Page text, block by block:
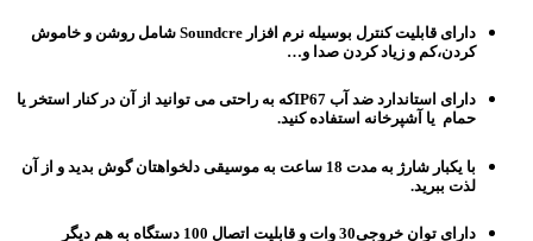
دارای قابلیت کنترل بوسیله نرم افزار Soundcre شامل روشن و خاموش
کردن،کم و زیاد کردن صدا و…
دارای استاندارد ضد آب IP67که به راحتی می توانید از آن در کنار استخر یا
حمام یا آشپرخانه استفاده کنید.
با یکبار شارژ به مدت 18 ساعت به موسیقی دلخواهتان گوش بدید و از آن
لذت ببرید.
دارای توان خروجی30 وات و قابلیت اتصال 100 دستگاه به هم دیگر